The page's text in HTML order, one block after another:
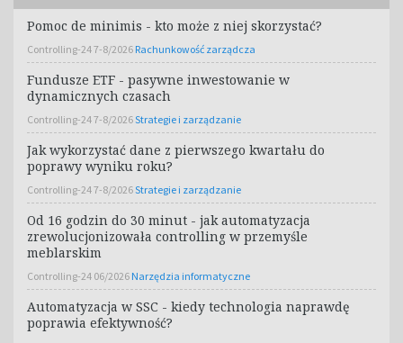
Pomoc de minimis - kto może z niej skorzystać?
Controlling-24 7-8/2026 Rachunkowość zarządcza
Fundusze ETF - pasywne inwestowanie w
dynamicznych czasach
Controlling-24 7-8/2026Strategie i zarządzanie
Jak wykorzystać dane z pierwszego kwartału do
poprawy wyniku roku?
Controlling-24 7-8/2026Strategie i zarządzanie
Od 16 godzin do 30 minut - jak automatyzacja
zrewolucjonizowała controlling w przemyśle
meblarskim
Controlling-24 06/2026 Narzędzia informatyczne
Automatyzacja w SSC - kiedy technologia naprawdę
poprawia efektywność?